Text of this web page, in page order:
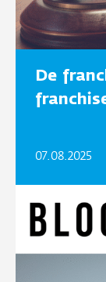
De
07.08.2025